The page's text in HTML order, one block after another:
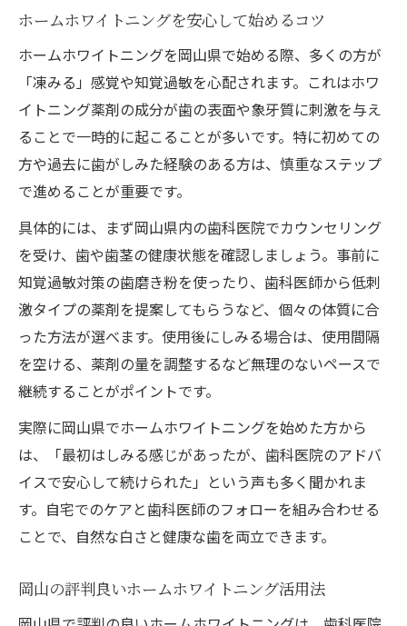
ホームホワイトニングを安心して始めるコツ
ホームホワイトニングを岡山県で始める際、多くの方が
「凍みる」感覚や知覚過敏を心配されます。これはホワ
イトニング薬剤の成分が歯の表面や象牙質に刺激を与え
ることで一時的に起こることが多いです。特に初めての
方や過去に歯がしみた経験のある方は、慎重なステップ
で進めることが重要です。
具体的には、まず岡山県内の歯科医院でカウンセリング
を受け、歯や歯茎の健康状態を確認しましょう。事前に
知覚過敏対策の歯磨き粉を使ったり、歯科医師から低刺
激タイプの薬剤を提案してもらうなど、個々の体質に合
った方法が選べます。使用後にしみる場合は、使用間隔
を空ける、薬剤の量を調整するなど無理のないペースで
継続することがポイントです。
実際に岡山県でホームホワイトニングを始めた方から
は、「最初はしみる感じがあったが、歯科医院のアドバ
イスで安心して続けられた」という声も多く聞かれま
す。自宅でのケアと歯科医師のフォローを組み合わせる
ことで、自然な白さと健康な歯を両立できます。
岡山の評判良いホームホワイトニング活用法